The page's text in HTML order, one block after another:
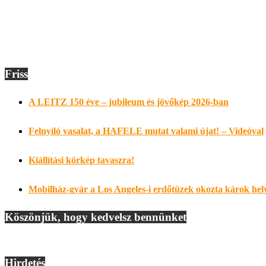
Friss
A LEITZ 150 éve – jubileum és jövőkép 2026-ban
Felnyíló vasalat, a HAFELE mutat valami újat! – Videóval
Kiállítási körkép tavaszra!
Mobilház-gyár a Los Angeles-i erdőtüzek okozta károk
Köszönjük, hogy kedvelsz bennünket
Hirdetés